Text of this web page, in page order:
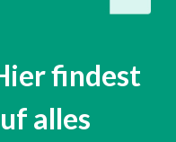
findest
alles